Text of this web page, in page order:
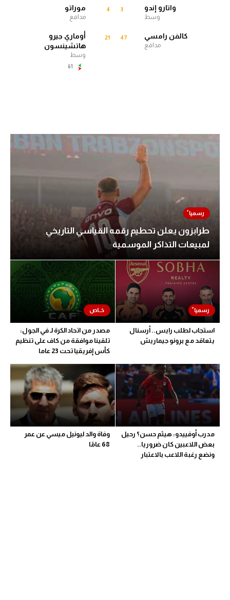
تقرير في الجول
تحليل في الجول
كويز في الجول
فيديو في الجول
3 واتارو إندو
وسط
4 موراتو
مدافع
47 كالفن رامسي
مدافع
21
أوماري جيرو
هاتشينسون
وسط
طرابزون يعلن تحطيم رقمه القياسي التاريخي
لمبيعات التذاكر الموسمية
استجاب لطلب رايس.. أرسنال
يتعاقد مع برونو جيماريش
مصدر من اتحاد الكرة لـ في الجول:
تلقينا موافقة من كاف على تنظيم
كأس إفريقيا تحت 23 عاما
مدرب أوفييدو: هيثم حسن؟ رحيل
بعض اللاعبين كان ضروريا..
ونضع رغبة اللاعب بالاعتبار
وفاة والد ليونيل ميسي عن عمر
68 عامًا